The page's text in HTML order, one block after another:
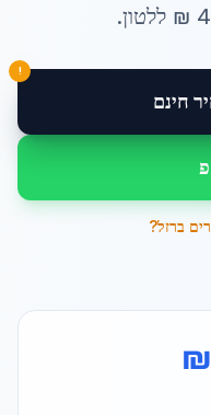
₪ ללטון.
חינם
!
ברזל?
₪